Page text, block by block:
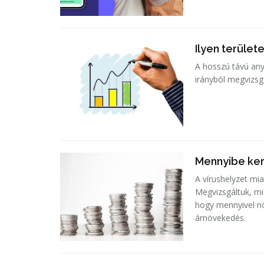
Ilyen
A hosszú távú
irányból
Mennyibe
A vírushelyzet
Megvizsgáltuk,
hogy mennyivel
árnövekedés.